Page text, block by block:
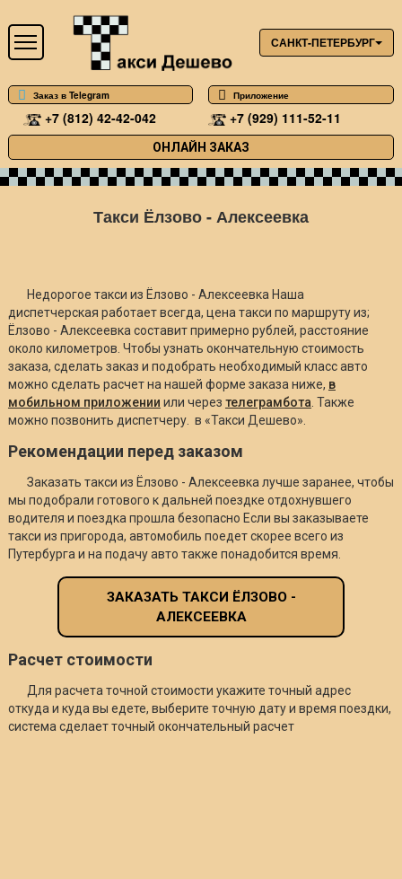
САНКТ-ПЕТЕРБУРГ
Заказ в Telegram Приложение
+7 (812) 42-42-042 +7 (929) 111-52-11
ОНЛАЙН ЗАКАЗ
Такси Ёлзово - Алексеевка
Недорогое такси из Ёлзово - Алексеевка Наша
диспетчерская работает всегда, цена такси по маршруту из;
Ёлзово - Алексеевка составит примерно рублей, расстояние
около километров. Чтобы узнать окончательную стоимость
заказа, сделать заказ и подобрать необходимый класс авто
можно сделать расчет на нашей форме заказа ниже, в
мобильном приложении или через телеграмбота . Также
можно позвонить диспетчеру. в «Такси Дешево».
Рекомендации перед заказом
Заказать такси из Ёлзово - Алексеевка лучше заранее, чтобы
мы подобрали готового к дальней поездке отдохнувшего
водителя и поездка прошла безопасно Если вы заказываете
такси из пригорода, автомобиль поедет скорее всего из
Путербурга и на подачу авто также понадобится время.
ЗАКАЗАТЬ ТАКСИ ЁЛЗОВО -
АЛЕКСЕЕВКА
Расчет стоимости
Для расчета точной стоимости укажите точный адрес
откуда и куда вы едете, выберите точную дату и время поездки,
система сделает точный окончательный расчет